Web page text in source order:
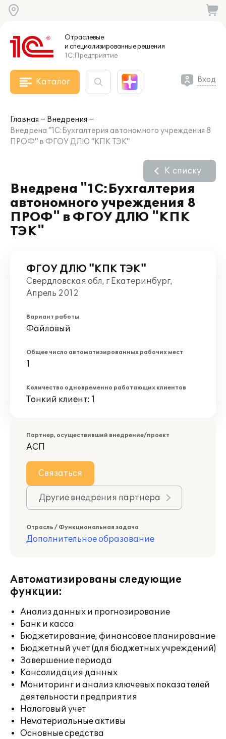
Отраслевые
и специализированныерешения
1С:Предприятие
Каталог Вход
Главная
Внедрения
Внедрена "1С:Бухгалтерия автономного учреждения 8
ПРОФ" в ФГОУ ДЛЮ "КПК ТЭК"
Внедрена "1С:Бухгалтерия
автономного учреждения 8
ПРОФ" в ФГОУ ДЛЮ "КПК
ТЭК"
К списку
ФГОУ ДЛЮ "КПК ТЭК"
Свердловская обл, г Екатеринбург,
Апрель 2012
Вариант работы
Файловый
Общее число автоматизированных рабочих мест
1
Количество одновременно работающих клиентов
Тонкий клиент: 1
Партнер, осуществивший внедрение/проект
АСП
Связаться
Другие внедрения партнера
Отрасль / Функциональная задача
Дополнительное образование
Автоматизированы следующие
функции:
Анализ данных и прогнозирование
Банк и касса
Бюджетирование, финансовое планирование
Бюджетный учет (для бюджетных учреждений)
Завершение периода
Консолидация данных
Мониторинг и анализ ключевых показателей
деятельности предприятия
Налоговый учет
Нематериальные активы
Основные средства